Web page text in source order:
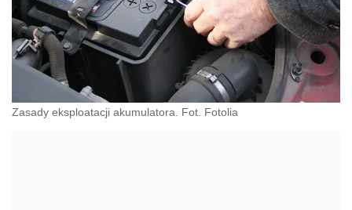
Zasady eksploatacji akumulatora. Fot. Fotolia